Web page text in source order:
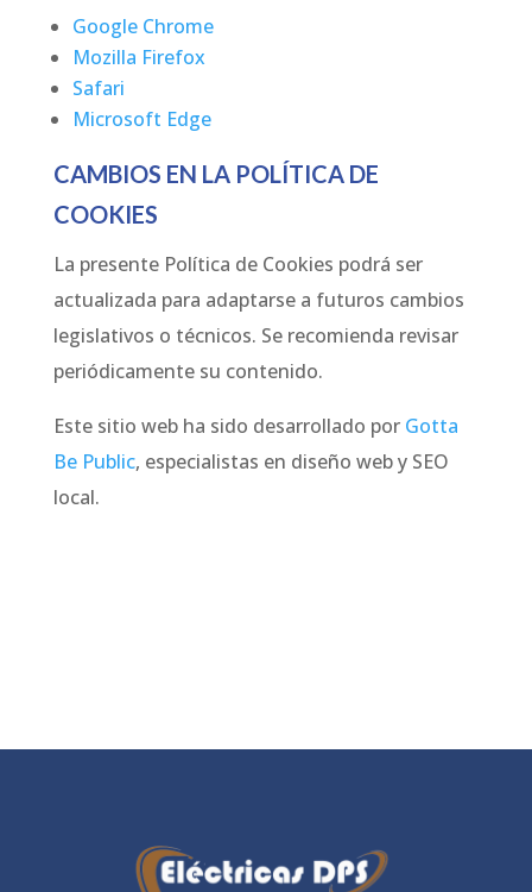
Google Chrome
Mozilla Firefox
Safari
Microsoft Edge
CAMBIOS EN LA POLÍTICA DE
COOKIES
La presente Política de Cookies podrá ser
actualizada para adaptarse a futuros cambios
legislativos o técnicos. Se recomienda revisar
periódicamente su contenido.
Este sitio web ha sido desarrollado por Gotta
Be Public, especialistas en diseño web y SEO
local.